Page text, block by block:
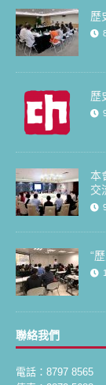
歷
歷
本
交
“
聯絡我們
電話：8797 8565